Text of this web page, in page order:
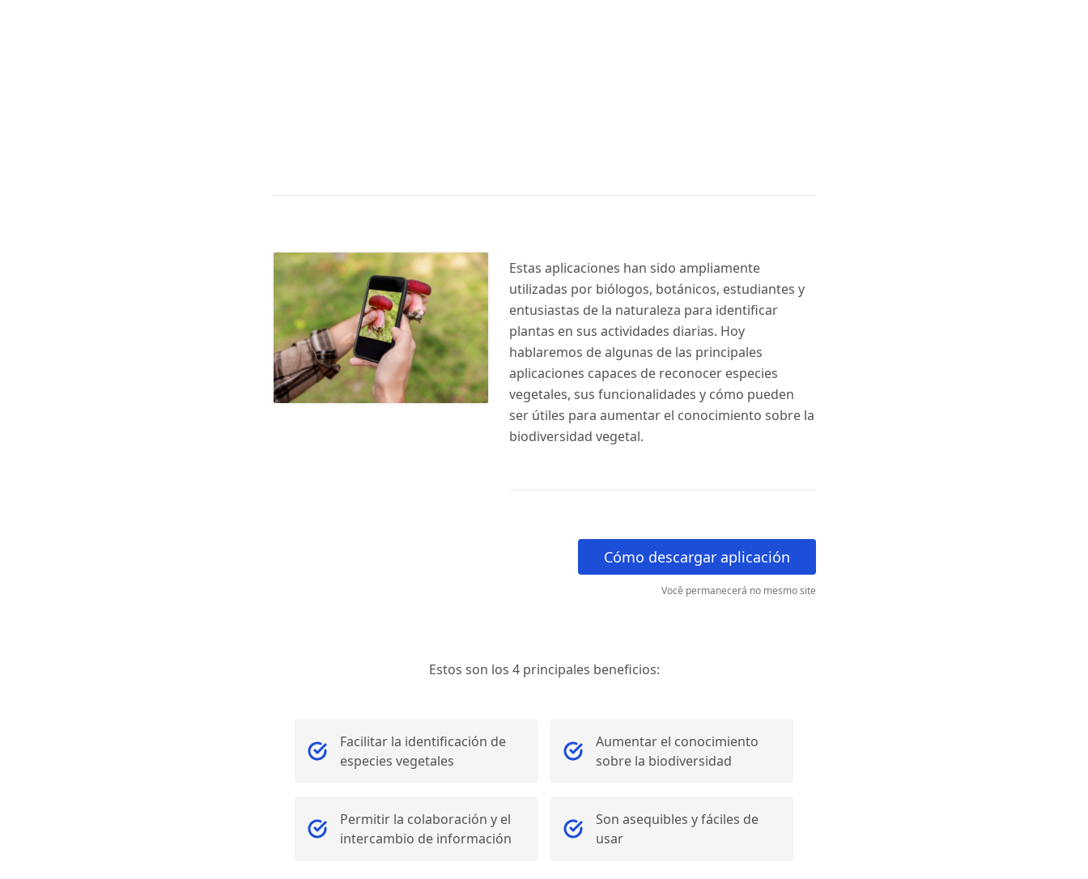
Estas aplicaciones han sido ampliamente
utilizadas por biólogos, botánicos, estudiantes y
entusiastas de la naturaleza para identificar
plantas en sus actividades diarias. Hoy
hablaremos de algunas de las principales
aplicaciones capaces de reconocer especies
vegetales, sus funcionalidades y cómo pueden
ser útiles para aumentar el conocimiento sobre la
biodiversidad vegetal.
Cómo descargar aplicación
Você permanecerá no mesmo site
Estos son los 4 principales beneficios:
Facilitar la identificación de
especies vegetales
Aumentar el conocimiento
sobre la biodiversidad
Permitir la colaboración y el
intercambio de información
Son asequibles y fáciles de
usar